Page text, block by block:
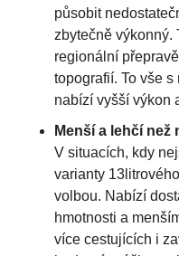
působit
zbytečně výkonný.
regionální
topografií. To vše
nabízí vyšší výkon
Menší a lehčí
V situacích, kdy
varianty
volbou. Nabízí
hmotnosti a
více cestujících i